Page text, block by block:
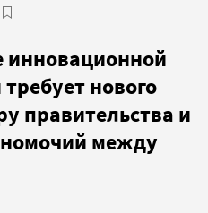
инновационной
нового
правительства и
между